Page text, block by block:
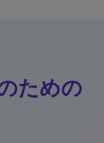
ための